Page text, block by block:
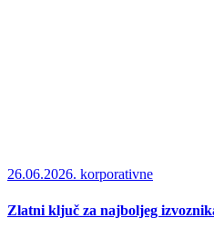
26.06.2026. korporativne
Zlatni ključ za najboljeg